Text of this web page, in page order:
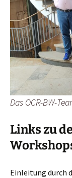
Das OCR-BW-
Links zu
Einleitung durch